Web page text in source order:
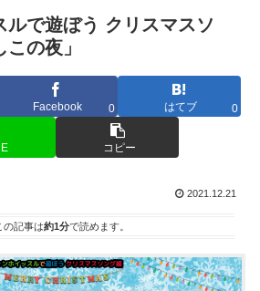
ルで遊ぼう クリスマスソ
の夜」
Facebook 0 はてブ 0
コピー
2021.12.21
の記事は約1分で読めます。